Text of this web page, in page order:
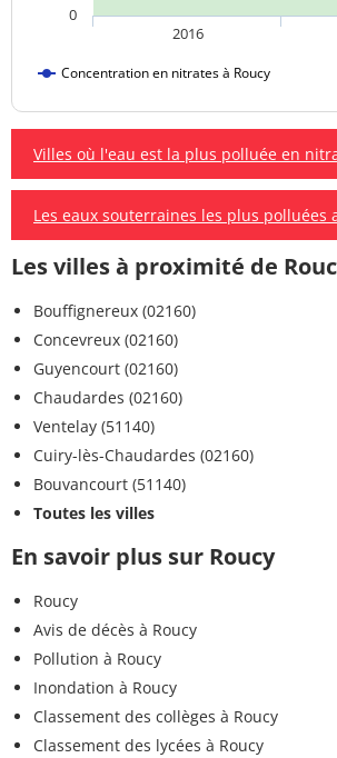
Concentration en nitrates à Roucy
2016
0
Villes où l'eau est la plus polluée en
Les eaux souterraines les plus polluées
Les villes à proximité de
Bouffignereux (02160)
Concevreux (02160)
Guyencourt (02160)
Chaudardes (02160)
Ventelay (51140)
Cuiry-lès-Chaudardes (02160)
Bouvancourt (51140)
Toutes les villes
En savoir plus sur Roucy
Roucy
Avis de décès à Roucy
Pollution à Roucy
Inondation à Roucy
Classement des collèges à Roucy
Classement des lycées à Roucy